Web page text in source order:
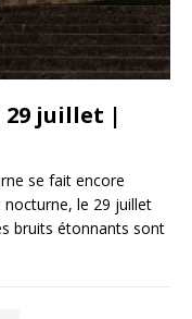
29 juillet |
se fait encore
nocturne, le 29 juillet
bruits étonnants sont